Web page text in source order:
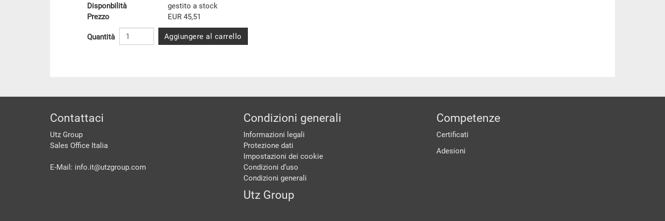
Disponbilità
gestito a stock
Prezzo
EUR 45,51
Quantità Aggiungere al carrello
piè di pagine
Contattaci
Utz Group
Sales Office Italia
E-Mail: info.it@utzgroup.com
Condizioni generali
Informazioni legali
Protezione dati
Impostazioni dei cookie
Condizioni d‘uso
Condizioni generali
Utz Group
Competenze
Certificati
Adesioni